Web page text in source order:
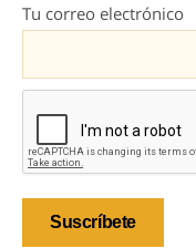
Tu correo electrónico